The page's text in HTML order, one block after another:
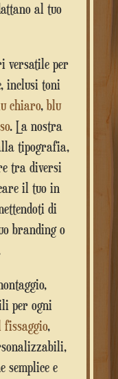
al tuo
inclusi toni
chiaro,blu
. La nostra
tipografia,
tra diversi
il tuo in
di
branding o
per ogni
,
semplice e